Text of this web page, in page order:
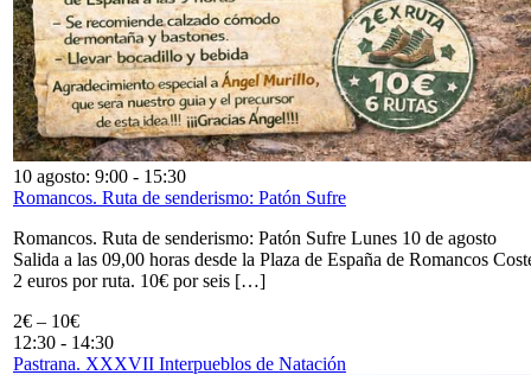
10 agosto: 9:00 - 15:30
Romancos. Ruta de senderismo: Patón Sufre
Romancos. Ruta de senderismo: Patón Sufre Lunes 10 de agosto
Salida a las 09,00 horas desde la Plaza de España de Romancos
2 euros por ruta. 10€ por seis […]
2€ – 10€
12:30 - 14:30
Pastrana. XXXVII Interpueblos de Natación